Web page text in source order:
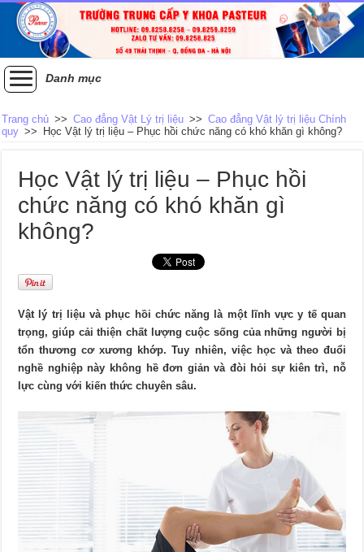
Danh mục
Trang chủ >> Cao đẳng Vật Lý trị liệu >> Cao đẳng Vật lý trị liệu Chính
quy >> Học Vật lý trị liệu – Phục hồi chức năng có khó khăn gì không?
Học Vật lý trị liệu – Phục hồi
chức năng có khó khăn gì
không?
Vật lý trị liệu và phục hồi chức năng là một lĩnh vực y tế quan
trọng, giúp cải thiện chất lượng cuộc sống của những người bị
tổn thương cơ xương khớp. Tuy nhiên, việc học và theo đuổi
nghề nghiệp này không hề đơn giản và đòi hỏi sự kiên trì, nỗ
lực cùng với kiến thức chuyên sâu.